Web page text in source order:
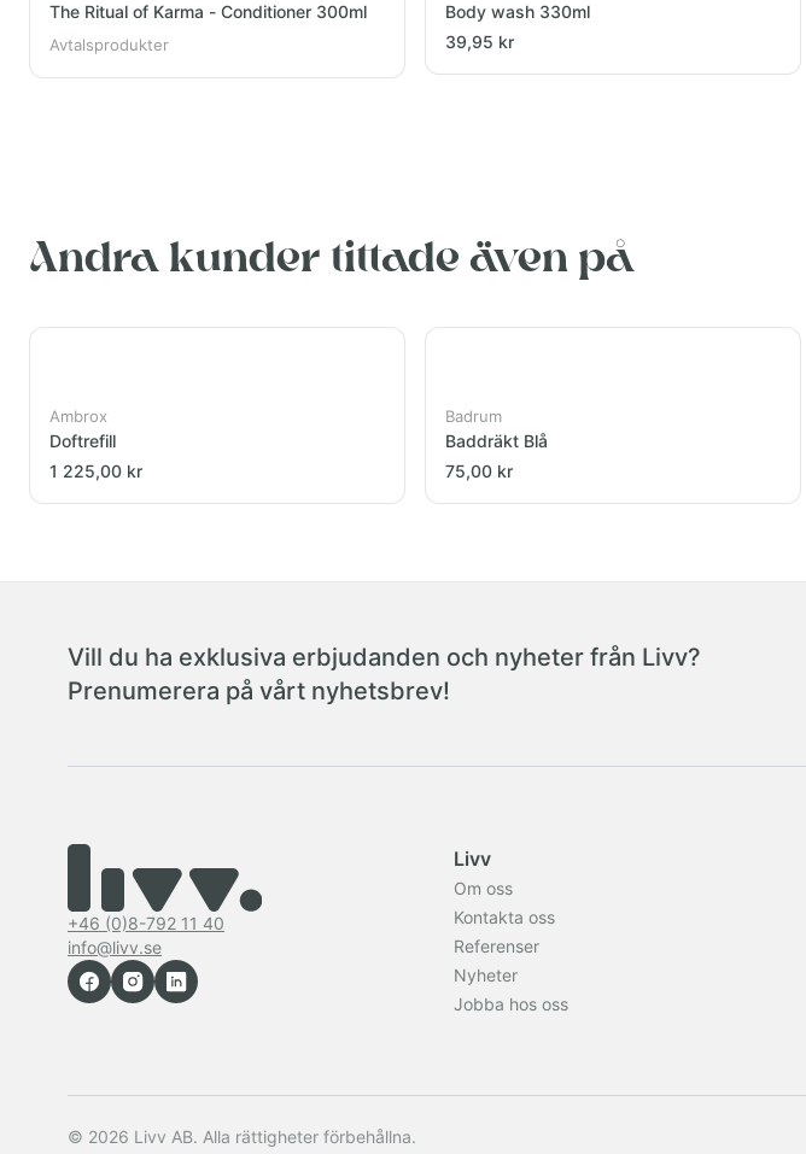
The Ritual of Karma - Conditioner 300ml
Avtalsprodukter
Body wash 330ml
39,95 kr
Andra kunder tittade även på
Ambrox
Doftrefill
1 225,00 kr
Badrum
Baddräkt Blå
75,00 kr
Vill du ha exklusiva erbjudanden och nyheter från Livv?
Prenumerera på vårt nyhetsbrev!
+46 (0)8-792 11 40
info@livv.se
Livv
Om oss
Kontakta oss
Referenser
Nyheter
Jobba hos oss
© 2026 Livv AB. Alla rättigheter förbehållna.